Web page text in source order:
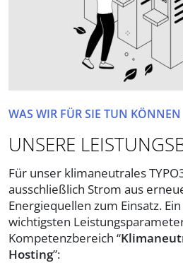
WAS WIR FÜR SIE TUN KÖNNEN
UNSERE
Für unser klimaneutrales
ausschließlich Strom aus
Energiequellen zum Einsatz.
wichtigsten
Kompetenzbereich “
Hosting”: